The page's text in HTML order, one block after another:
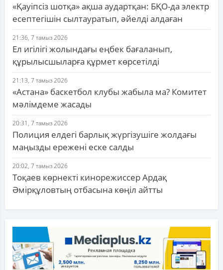
«Қауіпсіз шотқа» ақша аудартқан: БҚО-да электр
есептегішін сылтауратып, әйелді алдаған
21:36, 7 тамыз 2026
Ел игілігі жолындағы еңбек бағаланып,
құрылысшыларға құрмет көрсетілді
21:13, 7 тамыз 2026
«Астана» баскетбол клубы жабыла ма? Комитет
мәлімдеме жасады
20:31, 7 тамыз 2026
Полиция елдегі барлық жүргізушіге жолдағы
маңызды ережені еске салды
20:02, 7 тамыз 2026
Тоқаев көрнекті кинорежиссер Ардақ
Әмірқұловтың отбасына көңіл айтты